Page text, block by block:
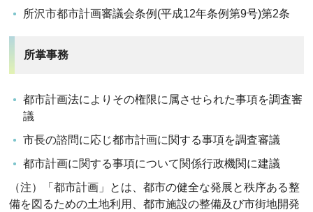
所沢市都市計画審議会条例(平成12年条例第9号)第2条
所掌事務
都市計画法によりその権限に属させられた事項を調査審
議
市長の諮問に応じ都市計画に関する事項を調査審議
都市計画に関する事項について関係行政機関に建議
（注）「都市計画」とは、都市の健全な発展と秩序ある整
備を図るための土地利用、都市施設の整備及び市街地開発